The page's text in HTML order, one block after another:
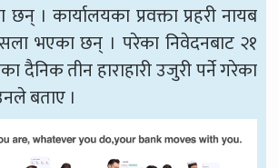
। कार्यालयका प्रवक्ता प्रहरी नायब
भएका छन् । परेका निवेदनबाट २१
तीन हाराहारी उजुरी पर्ने गरेका
बताए ।